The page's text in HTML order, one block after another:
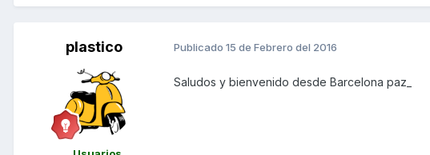
plastico Publicado 15 de Febrero del 2016
Saludos y bienvenido desde Barcelona paz_